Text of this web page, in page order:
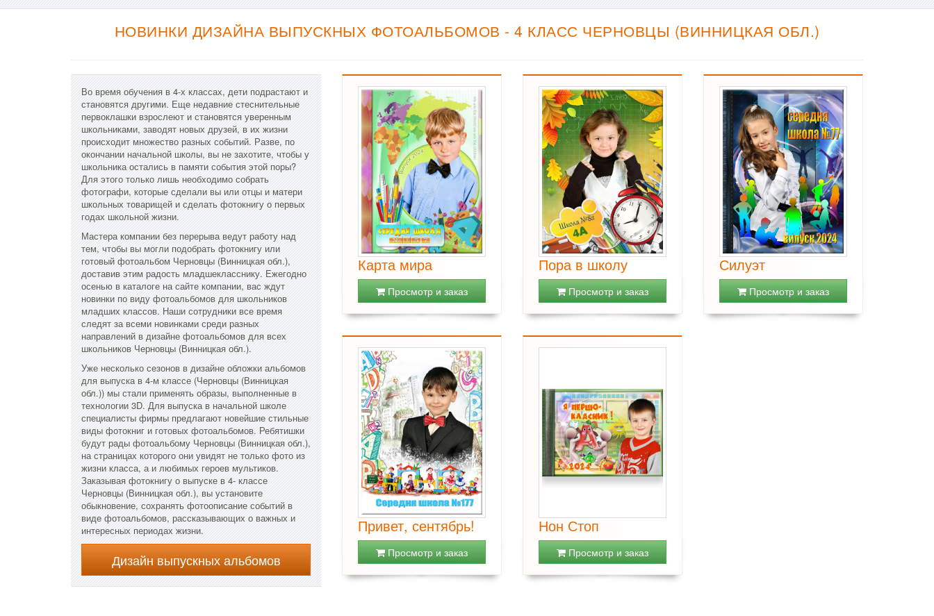
НОВИНКИ ДИЗАЙНА ВЫПУСКНЫХ ФОТОАЛЬБОМОВ - 4 КЛАСС ЧЕРНОВЦЫ (ВИННИЦКАЯ ОБЛ.)
Во время обучения в 4-х классах, дети подрастают и
становятся другими. Еще недавние стеснительные
первоклашки взрослеют и становятся уверенным
школьниками, заводят новых друзей, в их жизни
происходит множество разных событий. Разве, по
окончании начальной школы, вы не захотите, чтобы у
школьника остались в памяти события этой поры?
Для этого только лишь необходимо собрать
фотографи, которые сделали вы или отцы и матери
школьных товарищей и сделать фотокнигу о первых
годах школьной жизни.
Мастера компании без перерыва ведут работу над
тем, чтобы вы могли подобрать фотокнигу или
готовый фотоальбом Черновцы (Винницкая обл.),
доставив этим радость младшекласснику. Ежегодно
осенью в каталоге на сайте компании, вас ждут
новинки по виду фотоальбомов для школьников
младших классов. Наши сотрудники все время
следят за всеми новинками среди разных
направлений в дизайне фотоальбомов для всех
школьников Черновцы (Винницкая обл.).
Уже несколько сезонов в дизайне обложки альбомов
для выпуска в 4-м классе (Черновцы (Винницкая
обл.)) мы стали применять образы, выполненные в
технологии 3D. Для выпуска в начальной школе
специалисты фирмы предлагают новейшие стильные
виды фотокниг и готовых фотоальбомов. Ребятишки
будут рады фотоальбому Черновцы (Винницкая обл.),
на страницах которого они увидят не только фото из
жизни класса, а и любимых героев мультиков.
Заказывая фотокнигу о выпуске в 4- классе
Черновцы (Винницкая обл.), вы установите
обыкновение, сохранять фотоописание событий в
виде фотоальбомов, рассказывающих о важных и
интересных периодах жизни.
Дизайн выпускных альбомов
Карта мира
Просмотр и заказ
Пора в школу
Просмотр и заказ
Силуэт
Просмотр и заказ
Привет, сентябрь!
Просмотр и заказ
Нон Стоп
Просмотр и заказ